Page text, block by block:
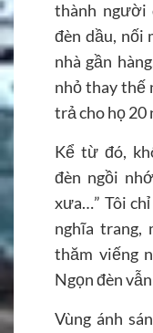
thành người
đèn dầu, nối
nhà gần
nhỏ thay thế
trả cho họ 20
Kể từ đó,
đèn ngồi
xưa…” Tôi
nghĩa
thăm viếng
Ngọn đèn
Vùng ánh